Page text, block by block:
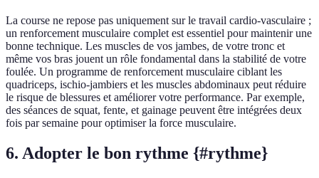
La course ne repose pas uniquement sur le travail cardio-vasculaire ;
un renforcement musculaire complet est essentiel pour maintenir une
bonne technique. Les muscles de vos jambes, de votre tronc et
même vos bras jouent un rôle fondamental dans la stabilité de votre
foulée. Un programme de renforcement musculaire ciblant les
quadriceps, ischio-jambiers et les muscles abdominaux peut réduire
le risque de blessures et améliorer votre performance. Par exemple,
des séances de squat, fente, et gainage peuvent être intégrées deux
fois par semaine pour optimiser la force musculaire.
6. Adopter le bon rythme {#rythme}